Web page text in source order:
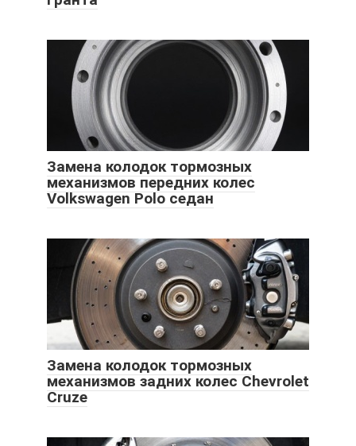
Замена колодок тормозных
механизмов передних колес
Volkswagen Polo седан
Замена колодок тормозных
механизмов задних колес Chevrolet
Cruze